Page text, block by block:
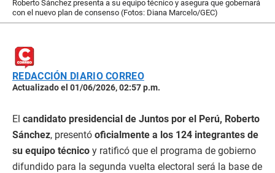
Roberto Sánchez presenta a su equipo técnico y asegura que gobernará
con el nuevo plan de consenso (Fotos: Diana Marcelo/GEC)
REDACCIÓN DIARIO CORREO
Actualizado el 01/06/2026, 02:57 p.m.
El candidato presidencial de Juntos por el Perú, Roberto
Sánchez, presentó oficialmente a los 124 integrantes de
su equipo técnico y ratificó que el programa de gobierno
difundido para la segunda vuelta electoral será la base de